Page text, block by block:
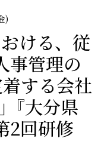
)
ける、従
事管理の
する会社
『大分県
2回研修